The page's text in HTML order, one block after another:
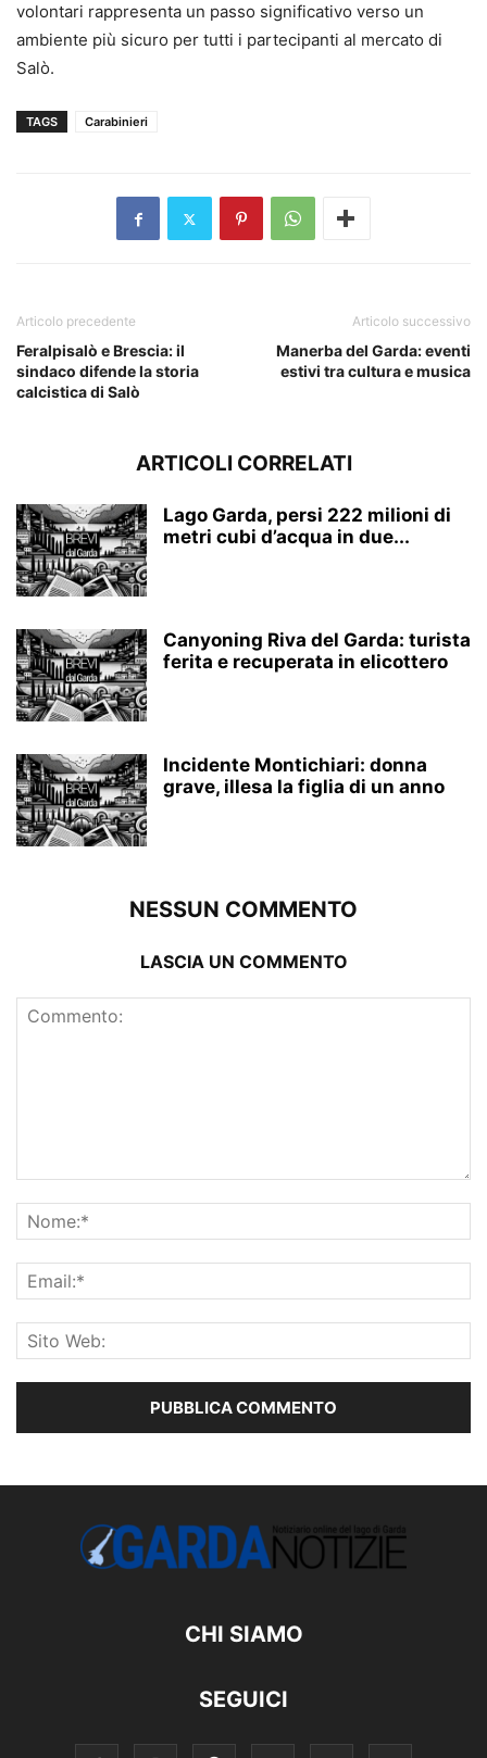
volontari rappresenta un passo significativo verso un
ambiente più sicuro per tutti i partecipanti al mercato di
Salò.
TAGS Carabinieri
Articolo precedente
Feralpisalò e Brescia: il
sindaco difende la storia
calcistica di Salò
Articolo successivo
Manerba del Garda: eventi
estivi tra cultura e musica
ARTICOLI CORRELATI
Lago Garda, persi 222 milioni di
metri cubi d’acqua in due...
Canyoning Riva del Garda: turista
ferita e recuperata in elicottero
Incidente Montichiari: donna
grave, illesa la figlia di un anno
NESSUN COMMENTO
LASCIA UN COMMENTO
CHI SIAMO
SEGUICI